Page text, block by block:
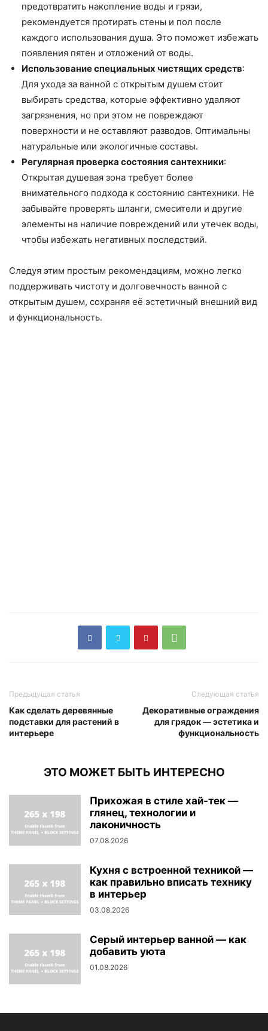
предотвратить накопление воды и грязи,
рекомендуется протирать стены и пол после
каждого использования душа. Это поможет избежать
появления пятен и отложений от воды.
Использование специальных чистящих средств:
Для ухода за ванной с открытым душем стоит
выбирать средства, которые эффективно удаляют
загрязнения, но при этом не повреждают
поверхности и не оставляют разводов. Оптимальны
натуральные или экологичные составы.
Регулярная проверка состояния сантехники:
Открытая душевая зона требует более
внимательного подхода к состоянию сантехники. Не
забывайте проверять шланги, смесители и другие
элементы на наличие повреждений или утечек воды,
чтобы избежать негативных последствий.
Следуя этим простым рекомендациям, можно легко
поддерживать чистоту и долговечность ванной с
открытым душем, сохраняя её эстетичный внешний вид
и функциональность.
Предыдущая статья
Как сделать деревянные
подставки для растений в
интерьере
Следующая статья
Декоративные ограждения
для грядок — эстетика и
функциональность
ЭТО МОЖЕТ БЫТЬ ИНТЕРЕСНО
Прихожая в стиле хай-тек —
глянец, технологии и
лаконичность
07.08.2026
Кухня с встроенной техникой —
как правильно вписать технику
в интерьер
03.08.2026
Серый интерьер ванной — как
добавить уюта
01.08.2026